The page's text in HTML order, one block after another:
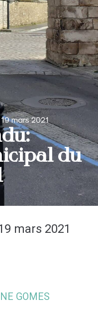
mars 2021
du
mars 2021
GOMES